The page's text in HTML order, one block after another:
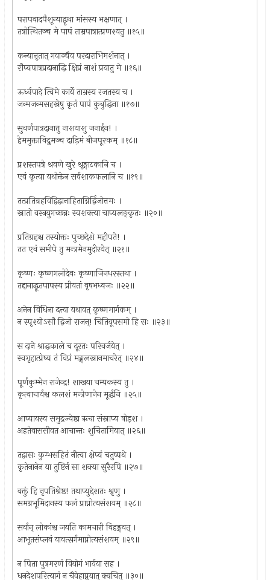
परापवादपैशून्याद्वृथा मांसस्य भक्षणात् ।
तत्रोत्थितञ्च मे पापं ताम्रपात्रात्प्रणश्यतु ॥१५॥
कन्यानृतात् गवाञ्चैव परदाराभिमर्शनात् ।
रौप्यपात्रप्रदानाद्धि क्षिप्रं नाशं प्रयातु मे ॥१६॥
ऊर्ध्वपादे त्विमे कार्ये ताम्रस्य रजतस्य च ।
जन्मजन्मसहस्रेषु कृतं पापं कुबुद्धिना ॥१७॥
सुवर्णपात्रदानात्तु नाशयाशु जनार्द्दन! ।
हेममुक्ताविद्रुमञ्च दाड़िमं बीजपूरकम् ॥१८॥
प्रशस्तपत्रे श्रवणे खुरे श्रृङ्गाटकानि च ।
एवं कृत्वा यथोक्तेन सर्वशाकफलानि च ॥१९॥
तत्प्रतिग्रहविद्विद्वानाहिताग्निर्द्विजोत्तमः ।
स्नातो वस्त्रयुगच्छन्नः स्वशक्त्या चाप्यलङ्कृतः ॥२०॥
प्रतिग्रहश्च तस्योक्तः पुच्छदेशे महीपते! ।
तत एवं समीपे तु मन्त्रमेनमुदीरयेत् ॥२१॥
कृष्णः कृष्णगलोदेवः कृष्णाजिनधरस्तथा ।
तद्दानाद्धूतपापस्य प्रीयतां वृषभध्वजः ॥२२॥
अनेन विधिना दत्त्वा यथावत् कृष्णमार्गकम् ।
न स्पृश्योऽसौ द्विजो राजन्! चितियूपसमो हि सः ॥२३॥
स दाने श्राद्धकाले च दूरतः परिवर्जयेत् ।
स्वगृहात्प्रेष्य तं विप्रं मङ्गलस्नानमाचरेत् ॥२४॥
पूर्णकुम्भेन राजेन्द्र! शाखया चम्पकस्य तु ।
कृत्वाचार्यश्च कलशं मन्त्रेणानेन मूर्द्धनि ॥२५॥
आप्यायस्व समुद्रज्येष्ठा ऋचा संस्नाप्य षोड़श ।
अहतेवाससीवत आचान्तः शुचितामियात् ॥२६॥
तद्वासः कुम्भसहितं नीत्वा क्षेप्यं चतुष्पथे ।
कृतेनानेन या तुष्टिर्न सा शक्या सुरैरपि ॥२७॥
वक्तुं हि नृपतिश्रेष्ठ! तथाप्युद्देशतः श्रृणु ।
समग्रभूमिदानस्य फलं प्राप्नोत्यसंशयम् ॥२८॥
सर्वान् लोकांश्च जयति कामचारी विहङ्गवत् ।
आभूतसंप्लवं यावत्सर्गमाप्नोत्यसंशयम् ॥२९॥
न पिता पुत्रमरणं वियोगं भार्यया सह ।
धनदेशपरित्यागं न चैवेहाप्नुयात् क्वचित् ॥३०॥